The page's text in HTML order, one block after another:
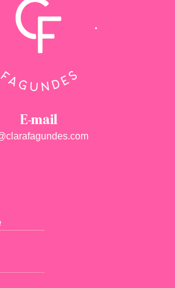
E-mail